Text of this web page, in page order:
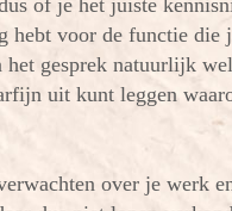
of je het juiste
hebt voor de functie die
gesprek natuurlijk
uit kunt leggen
over je werk